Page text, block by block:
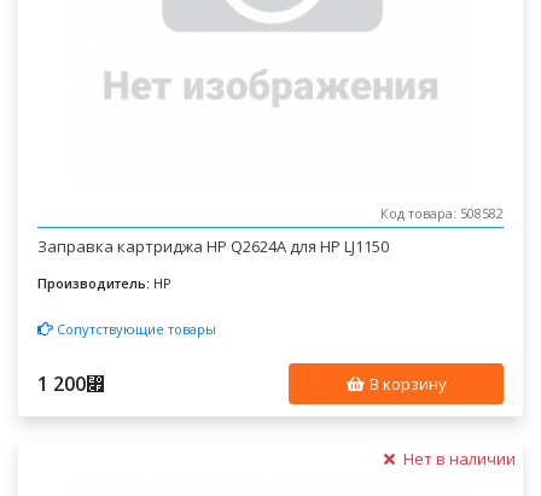
Код товара: 508582
Заправка картриджа HP Q2624A для HP LJ1150
Производитель: HP
Сопутствующие товары
1 200⃏ В корзину
Нет в наличии